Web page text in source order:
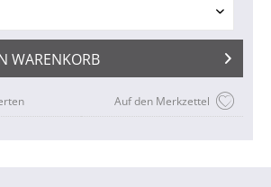
WARENKORB
Auf den Merkzettel